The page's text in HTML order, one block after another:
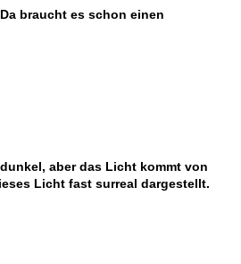
braucht es schon einen
aber das Licht kommt von
Licht fast surreal dargestellt.